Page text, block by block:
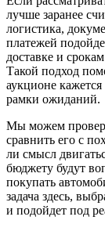
лучше заранее
логистика,
платежей
доставке и
Такой подход
аукционе
рамки ожиданий.
Мы можем
сравнить его с
ли смысл
бюджету будут
покупать
задача здесь,
и подойдет под